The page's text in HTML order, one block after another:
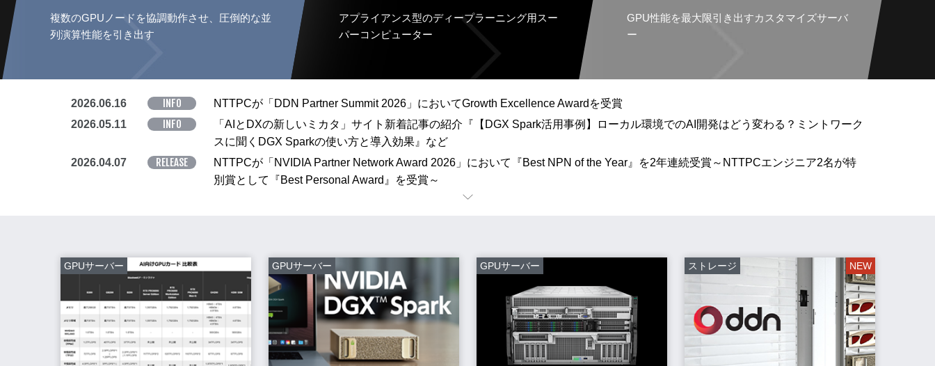
複数のGPUノードを協調動作させ、圧倒的な並
列演算性能を引き出す
アプライアンス型のディープラーニング用スー
パーコンピューター
GPU性能を最大限引き出すカスタマイズサーバ
ー
2026.06.16 INFO
NTTPCが「DDN Partner Summit 2026」においてGrowth Excellence Awardを受賞
2026.05.11
INFO
「AIとDXの新しいミカタ」サイト新着記事の紹介『【DGX Spark活用事例】ローカル環境でのAI開発はどう変わる？ミントワーク
スに聞くDGX Sparkの使い方と導入効果』など
2026.04.07
RELEASE
NTTPCが「NVIDIA Partner Network Award 2026」において『Best NPN of the Year』を2年連続受賞～NTTPCエンジニア2名が特
別賞として『Best Personal Award』を受賞～
GPUサーバー GPUサーバー GPUサーバー ストレージ